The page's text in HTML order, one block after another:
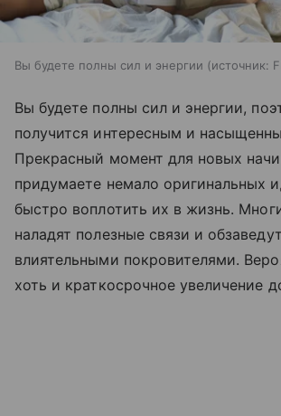
Вы будете полны сил и энергии источник:
Вы будете полны сил и энергии,
получится интересным и
Прекрасный момент для новых
придумаете немало оригинальных
быстро воплотить их в жизнь.
наладят полезные связи и
влиятельными покровителями.
хоть и краткосрочное увеличение